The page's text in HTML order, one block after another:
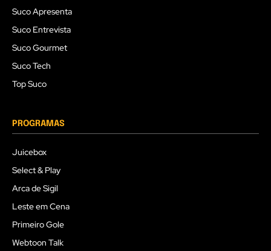
Suco Apresenta
Suco Entrevista
Suco Gourmet
Suco Tech
Top Suco
PROGRAMAS
Juicebox
Select & Play
Arca de Sigil
Leste em Cena
Primeiro Gole
Webtoon Talk